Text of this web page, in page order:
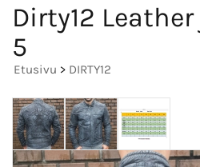
Dirty12
5
Etusivu > DIRTY12